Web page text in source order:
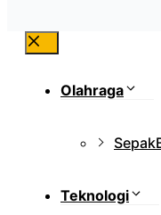
Close
Olahraga
Teknologi